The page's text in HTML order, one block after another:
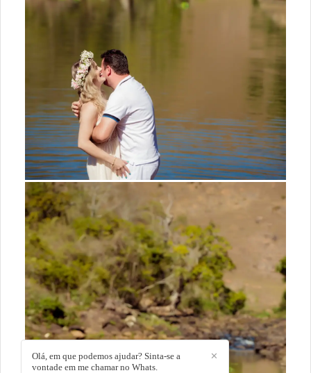
✕
Olá, em que podemos ajudar? Sinta-se a
vontade em me chamar no Whats.